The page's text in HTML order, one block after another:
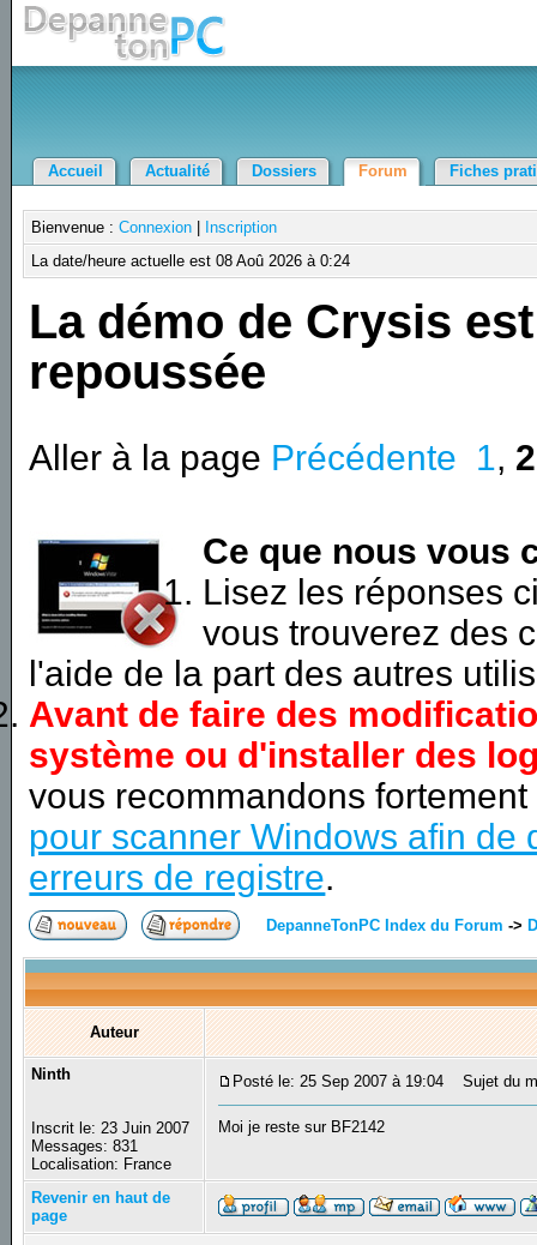
Accueil Actualité Dossiers Forum Fiches
Bienvenue :Connexion
Inscription
La date/heure actuelle est 08 Aoû 2026 à 0:24
La démo de Crysis est
repoussée
Aller à la page Précédente 1, 2
Ce que nous vous
Lisez les réponses
vous trouverez des
l'aide de la part des autres
Avant de faire des
système ou d'installer des
vous recommandons
pour scanner Windows afin de
erreurs de registre.
DepanneTonPC Index du Forum ->
Auteur
Ninth
Inscrit le: 23 Juin 2007
Messages: 831
Localisation: France
Posté le: 25 Sep 2007 à 19:04 Sujet du
Moi je reste sur BF2142
Revenir en haut de
page